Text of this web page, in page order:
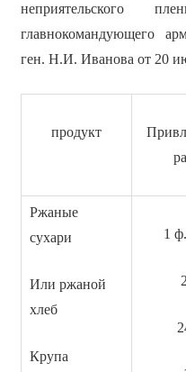
неприятельского
главнокомандующего
ген. Н.И. Иванова от 20
продукт
Ржаные
сухари
Или ржаной
хлеб
Крупа
1